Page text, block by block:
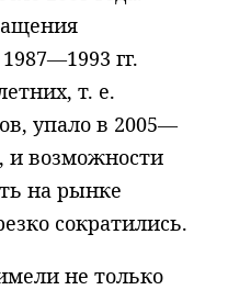
гг.
т. е.
упало в 2005—
и возможности
на рынке
сократились.
не только